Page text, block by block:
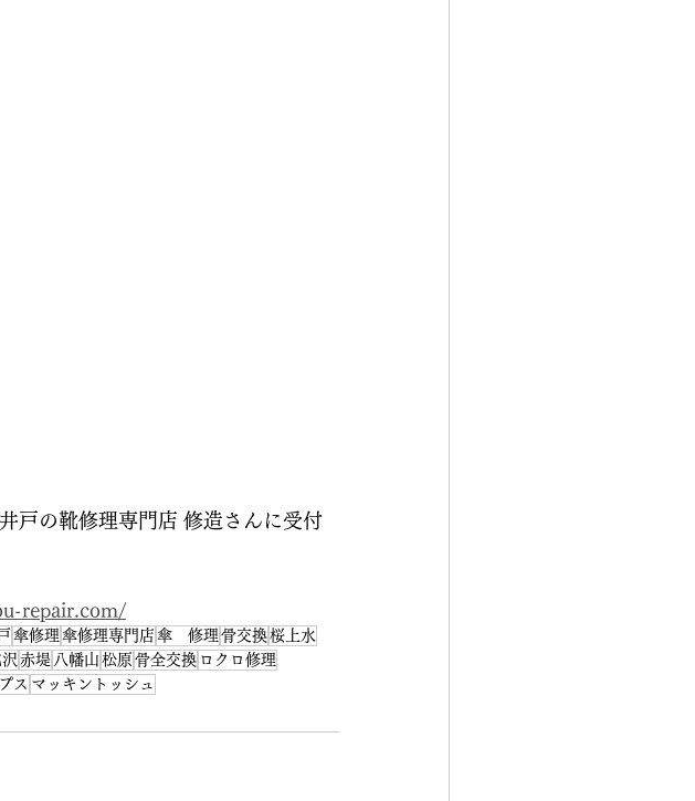
戸の靴修理専門店 修造さんに受付
repair.com/
傘修理 傘修理専門店 傘 修理 骨交換桜上水
沢 赤堤 八幡山 松原 骨全交換 ロクロ修理
ス マッキントッシュ